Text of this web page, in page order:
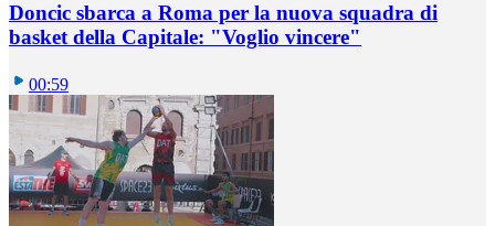
Doncic sbarca a Roma per la nuova squadra di
basket della Capitale: "Voglio vincere"
00:59